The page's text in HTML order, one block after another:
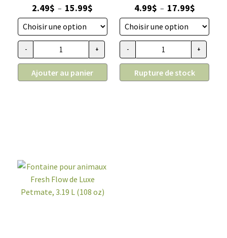
2.49$ – 15.99$
de
prix :
2.49$
à
15.99$
quantité de Bol pour chien ou chat, bol vétérinaire
- +
Ajouter au panier
4.99$ – 17.99$Plage
de
prix :
4.99$
à
17.99$
quantité de Bol antidérapant
- +
Rupture de stock